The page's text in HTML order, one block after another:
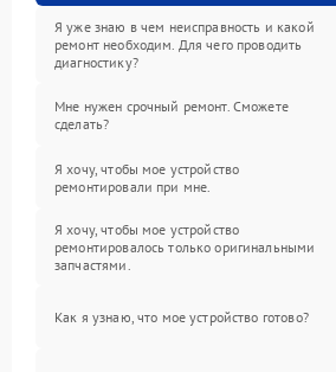
Я уже знаю в чем неисправность и какой
ремонт необходим. Для чего проводить
диагностику?
Мне нужен срочный ремонт. Сможете
сделать?
Я хочу, чтобы мое устройство
ремонтировали при мне.
Я хочу, чтобы мое устройство
ремонтировалось только оригинальными
запчастями.
Как я узнаю, что мое устройство готово?